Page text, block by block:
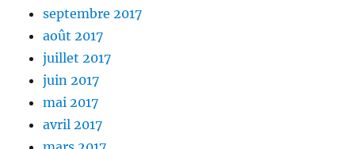
septembre 2017
août 2017
juillet 2017
juin 2017
mai 2017
avril 2017